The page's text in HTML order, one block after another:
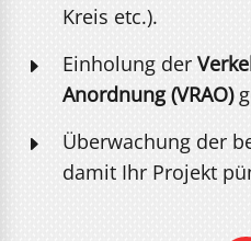
Kreis etc.).
E Einholung der
Anordnung (VRAO)
E
Überwachung der
damit Ihr Projekt